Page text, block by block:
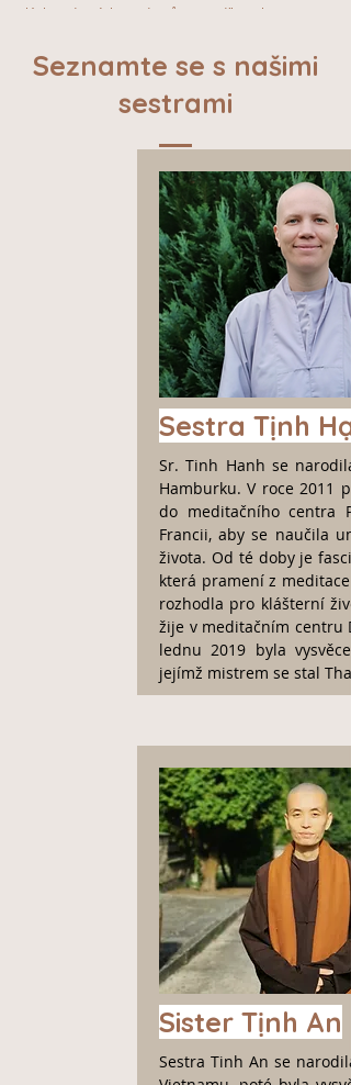
a lásky od svých studentů, a to díky jeho soucitu a
Seznamte se s našimi
sestrami
Sestra Tịnh
Sr. Tinh Hanh se
Hamburku. V roce 2011
do meditačního centra
Francii, aby se naučila
života. Od té doby je
která pramení z meditace.
rozhodla pro klášterní
žije v meditačním centru
lednu 2019 byla
jejímž mistrem se stal
Sister Tịnh An
Sestra Tinh An se